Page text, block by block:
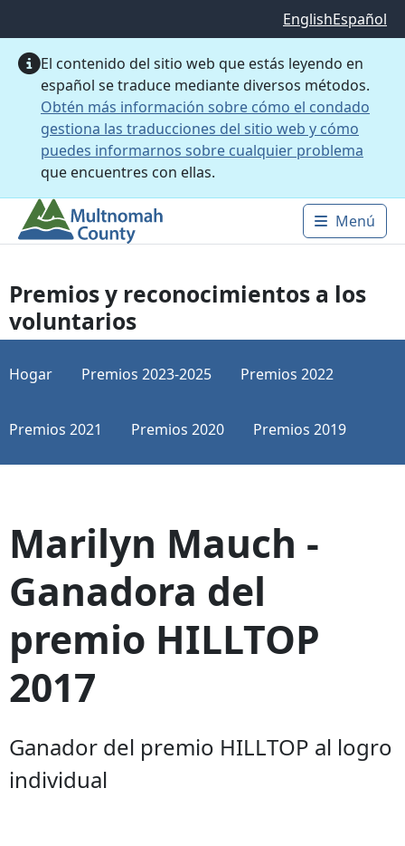
EnglishEspañol
El contenido del sitio web que estás leyendo en
español se traduce mediante diversos métodos.
Obtén más información sobre cómo el condado
gestiona las traducciones del sitio web y cómo
puedes informarnos sobre cualquier problema
que encuentres con ellas.
Main
Menú
Premios y reconocimientos a los
voluntarios
Hogar Premios 2023-2025 Premios 2022
Premios 2021 Premios 2020 Premios 2019
Marilyn Mauch -
Ganadora del
premio HILLTOP
2017
Ganador del premio HILLTOP al logro
individual